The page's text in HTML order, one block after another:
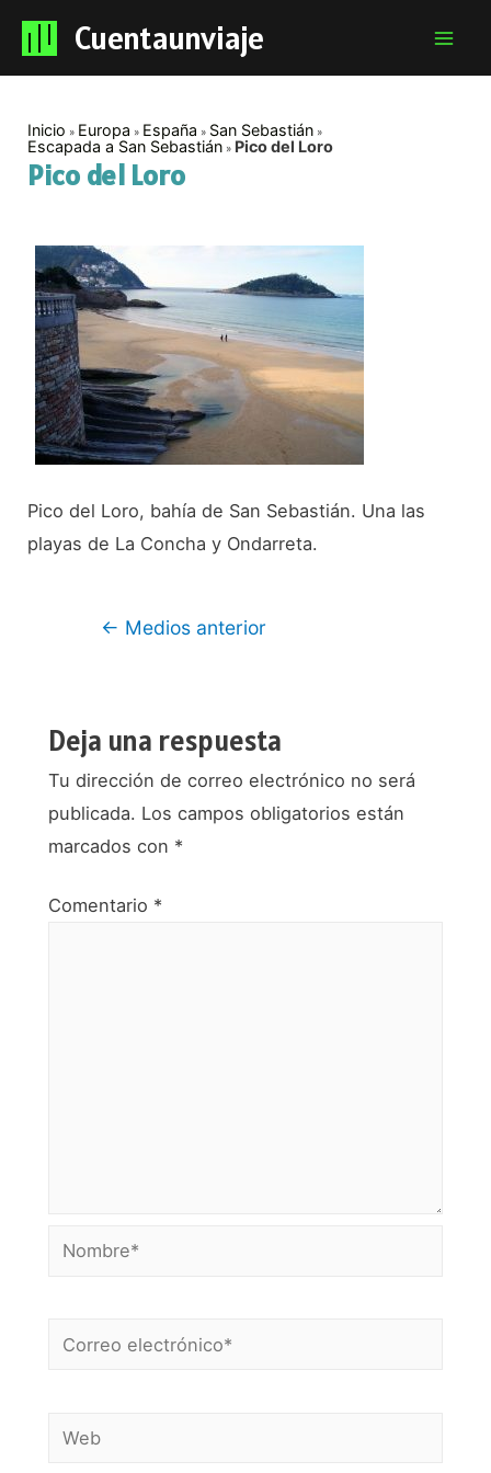
Cuentaunviaje
Inicio Europa España
San Sebastián
Escapada a San Sebastián
Pico del Loro
Pico del Loro
Pico del Loro, bahía de San Sebastián. Una las
playas de La Concha y Ondarreta.
Navegación
← Medios anterior
Deja una respuesta
Tu dirección de correo electrónico no será
publicada. Los campos obligatorios están
marcados con *
Comentario *
Nombre*
Correo
Web